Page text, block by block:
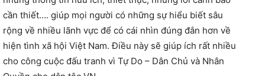
cần thiết…. giúp mọi người có những sự hiểu biết sâu
rộng về nhiều lãnh vực để có cái nhìn đúng đắn hơn về
hiện tình xã hội Việt Nam. Điều này sẽ giúp ích rất nhiều
cho công cuộc đấu tranh vì Tự Do – Dân Chủ và Nhân